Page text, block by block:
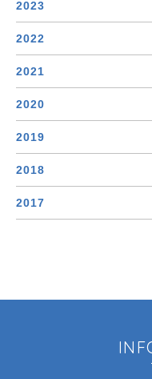
2023
2022
2021
2020
2019
2018
2017